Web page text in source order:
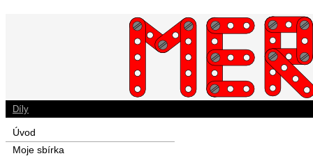
Díly
Úvod
Moje sbírka